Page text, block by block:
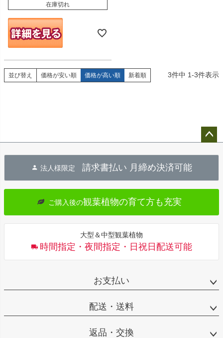
在庫切れ
並び替え 価格が安い順 価格が高い順 新着順 3件中 1-3件表示
へ
法人様限定 請求書払い 月締め決済可能
ご購入後の観葉植物の育て方も充実
大型＆中型観葉植物
時間指定・夜間指定・日祝日配送可能
お支払い
配送・送料
返品・交換